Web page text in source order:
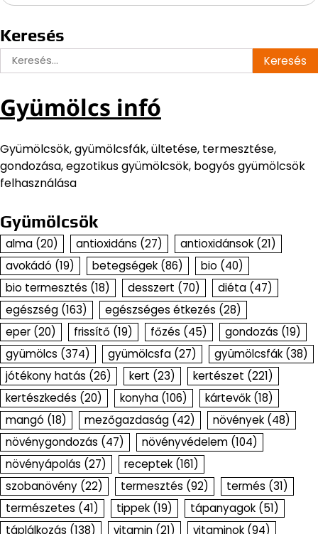
Keresés
Keresés:
Gyümölcs infó
Gyümölcsök, gyümölcsfák, ültetése, termesztése,
gondozása, egzotikus gyümölcsök, bogyós gyümölcsök
felhasználása
Gyümölcsök
alma (20) antioxidáns (27) antioxidánsok (21)
avokádó (19) betegségek (86) bio (40)
bio termesztés (18) desszert (70) diéta (47)
egészség (163) egészséges étkezés (28)
eper (20) frissítő (19) főzés (45) gondozás (19)
gyümölcs (374) gyümölcsfa (27) gyümölcsfák (38)
jótékony hatás (26) kert (23) kertészet (221)
kertészkedés (20) konyha (106) kártevők (18)
mangó (18) mezőgazdaság (42) növények (48)
növénygondozás (47) növényvédelem (104)
növényápolás (27) receptek (161)
szobanövény (22) termesztés (92) termés (31)
természetes (41) tippek (19) tápanyagok (51)
táplálkozás (138) vitamin (21) vitaminok (94)